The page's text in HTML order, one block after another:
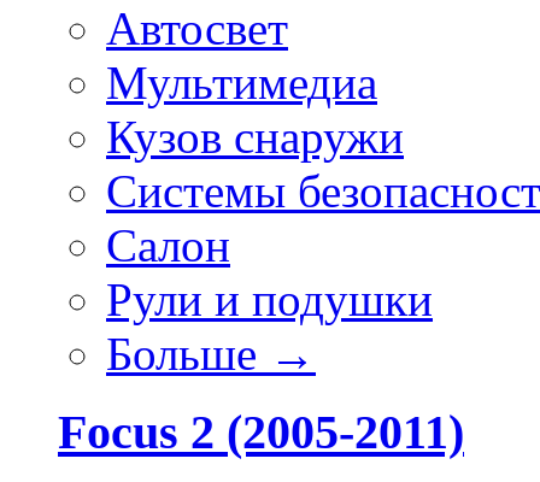
Автосвет
Мультимедиа
Кузов снаружи
Системы
Салон
Рули и подушки
Больше →
Focus 2 (2005-2011)